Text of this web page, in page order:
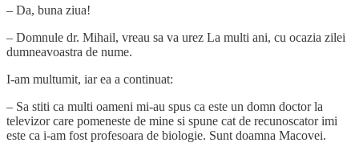
– Da, buna ziua!
– Domnule dr. Mihail, vreau sa va urez La multi ani, cu ocazia zilei
dumneavoastra de nume.
I-am multumit, iar ea a continuat:
– Sa stiti ca multi oameni mi-au spus ca este un domn doctor la
televizor care pomeneste de mine si spune cat de recunoscator imi
este ca i-am fost profesoara de biologie. Sunt doamna Macovei.